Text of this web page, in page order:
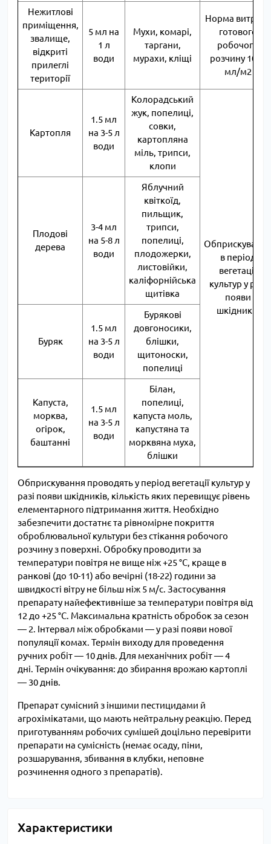
Нежитлові
приміщення,
звалище,
відкриті
прилеглі
території
5 мл на
1 л
води
Мухи, комарі,
таргани,
мурахи, кліщі
Норма витрати
готового
робочого
розчину 1000
мл/м2
Картопля
1.5 мл
на 3-5 л
води
Колорадський
жук, попелиці,
совки,
картопляна
міль, трипси,
клопи
Обприскування
в період
вегетації
культур у разі
появи
шкідників
Плодові
дерева
3-4 мл
на 5-8 л
води
Яблучний
квіткоїд,
пильщик,
трипси,
попелиці,
плодожерки,
листовійки,
каліфорнійська
щитівка
Буряк
1.5 мл
на 3-5 л
води
Бурякові
довгоносики,
блішки,
щитоноски,
попелиці
Капуста,
морква,
огірок,
баштанні
1.5 мл
на 3-5 л
води
Білан,
попелиці,
капуста моль,
капустяна та
морквяна муха,
блішки
Обприскування проводять у період вегетації культур у
разі появи шкідників, кількість яких перевищує рівень
елементарного підтримання життя. Необхідно
забезпечити достатнє та рівномірне покриття
оброблювальної культури без стікання робочого
розчину з поверхні. Обробку проводити за
температури повітря не вище ніж +25 °C, краще в
ранкові (до 10-11) або вечірні (18-22) години за
швидкості вітру не більш ніж 5 м/с. Застосування
препарату найефективніше за температури повітря від
12 до +25 °C. Максимальна кратність обробок за сезон
— 2. Інтервал між обробками — у разі появи нової
популяції комах. Термін виходу для проведення
ручних робіт — 10 днів. Для механічних робіт — 4
дні. Термін очікування: до збирання врожаю картоплі
— 30 днів.
Препарат сумісний з іншими пестицидами й
агрохімікатами, що мають нейтральну реакцію. Перед
приготуванням робочих сумішей доцільно перевірити
препарати на сумісність (немає осаду, піни,
розшарування, збивання в клубки, неповне
розчинення одного з препаратів).
Характеристики